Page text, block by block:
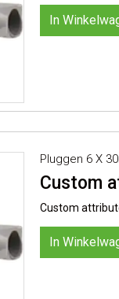
In
Pluggen 6 X
Custom
Custom
In